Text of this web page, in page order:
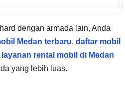
dengan armada lain, Anda
Medan terbaru,daftar mobil
layanan rental mobil di Medan
yang lebih luas.